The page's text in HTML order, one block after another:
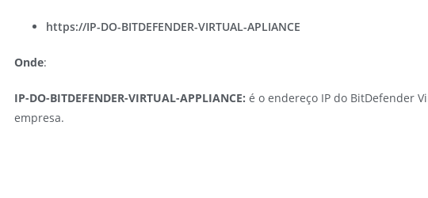
https://IP-DO-BITDEFENDER-VIRTUAL-APLIANCE
Onde:
IP-DO-BITDEFENDER-VIRTUAL-APPLIANCE: é o endereço IP do BitDefender
empresa.